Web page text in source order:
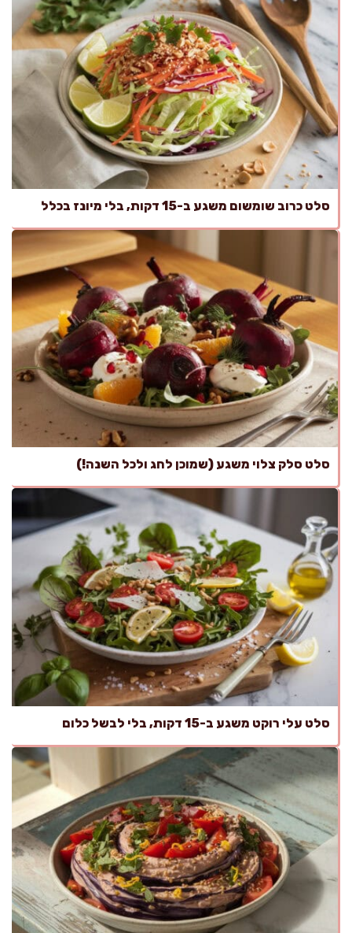
סלט כרוב שומשום משגע ב-15 דקות, בלי מיונז בכלל
סלט סלק צלוי משגע (שמוכן לחג ולכל השנה!)
סלט עלי רוקט משגע ב-15 דקות, בלי לבשל כלום